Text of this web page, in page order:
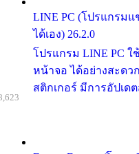
LINE PC (โปรแกรม
ได้เอง) 26.2.0
โปรแกรม LINE PC
หน้าจอ ได้อย่างสะดว
สติกเกอร์ มีการอัปเด